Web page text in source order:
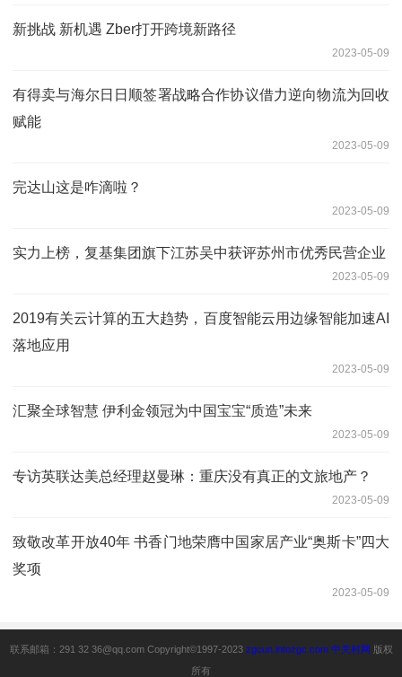
新挑战 新机遇 Zber打开跨境新路径
2023-05-09
有得卖与海尔日日顺签署战略合作协议借力逆向物流为回收
赋能
2023-05-09
完达山这是咋滴啦？
2023-05-09
实力上榜，复基集团旗下江苏吴中获评苏州市优秀民营企业
2023-05-09
2019有关云计算的五大趋势，百度智能云用边缘智能加速AI
落地应用
2023-05-09
汇聚全球智慧 伊利金领冠为中国宝宝“质造”未来
2023-05-09
专访英联达美总经理赵曼琳：重庆没有真正的文旅地产？
2023-05-09
致敬改革开放40年 书香门地荣膺中国家居产业“奥斯卡”四大
奖项
2023-05-09
联系邮箱：291 32 36@qq.com Copyright©1997-2023 zgcun.intozgc.com 中关村网 版权
所有